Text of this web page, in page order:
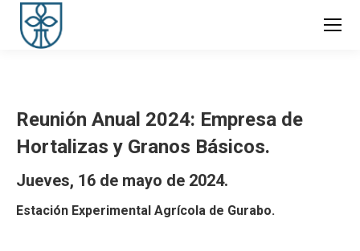
Reunión Anual 2024: Empresa de
Hortalizas y Granos Básicos.
Jueves, 16 de mayo de 2024.
Estación Experimental Agrícola de Gurabo.